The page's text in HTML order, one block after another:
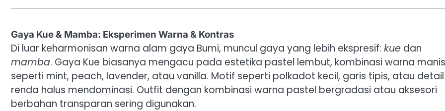
Gaya Kue & Mamba: Eksperimen Warna & Kontras
Di luar keharmonisan warna alam gaya Bumi, muncul gaya yang lebih ekspresif: kue dan
mamba. Gaya Kue biasanya mengacu pada estetika pastel lembut, kombinasi warna manis
seperti mint, peach, lavender, atau vanilla. Motif seperti polkadot kecil, garis tipis, atau detail
renda halus mendominasi. Outfit dengan kombinasi warna pastel bergradasi atau aksesori
berbahan transparan sering digunakan.